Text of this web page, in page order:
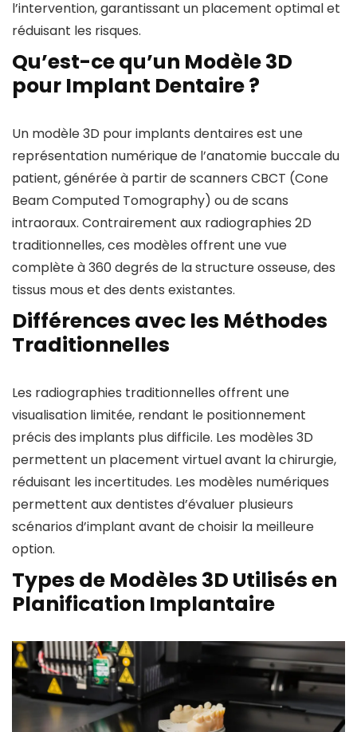
l’intervention, garantissant un placement optimal et
réduisant les risques.
Qu’est-ce qu’un Modèle 3D
pour Implant Dentaire ?
Un modèle 3D pour implants dentaires est une
représentation numérique de l’anatomie buccale du
patient, générée à partir de scanners CBCT (Cone
Beam Computed Tomography) ou de scans
intraoraux. Contrairement aux radiographies 2D
traditionnelles, ces modèles offrent une vue
complète à 360 degrés de la structure osseuse, des
tissus mous et des dents existantes.
Différences avec les Méthodes
Traditionnelles
Les radiographies traditionnelles offrent une
visualisation limitée, rendant le positionnement
précis des implants plus difficile. Les modèles 3D
permettent un placement virtuel avant la chirurgie,
réduisant les incertitudes. Les modèles numériques
permettent aux dentistes d’évaluer plusieurs
scénarios d’implant avant de choisir la meilleure
option.
Types de Modèles 3D Utilisés en
Planification Implantaire